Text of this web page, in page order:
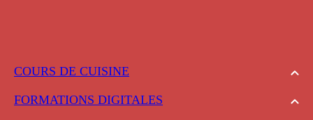
COURS DE CUISINE
FORMATIONS DIGITALES